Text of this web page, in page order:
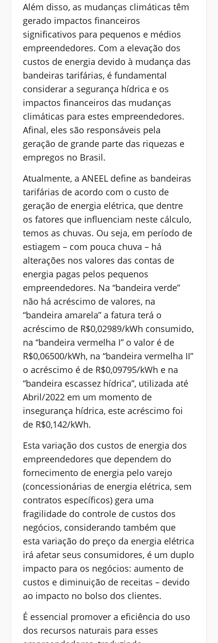
Além disso, as mudanças climáticas têm
gerado impactos financeiros
significativos para pequenos e médios
empreendedores. Com a elevação dos
custos de energia devido à mudança das
bandeiras tarifárias, é fundamental
considerar a segurança hídrica e os
impactos financeiros das mudanças
climáticas para estes empreendedores.
Afinal, eles são responsáveis pela
geração de grande parte das riquezas e
empregos no Brasil.
Atualmente, a ANEEL define as bandeiras
tarifárias de acordo com o custo de
geração de energia elétrica, que dentre
os fatores que influenciam neste cálculo,
temos as chuvas. Ou seja, em período de
estiagem – com pouca chuva – há
alterações nos valores das contas de
energia pagas pelos pequenos
empreendedores. Na “bandeira verde”
não há acréscimo de valores, na
“bandeira amarela” a fatura terá o
acréscimo de R$0,02989/kWh consumido,
na “bandeira vermelha I” o valor é de
R$0,06500/kWh, na “bandeira vermelha II”
o acréscimo é de R$0,09795/kWh e na
“bandeira escassez hídrica”, utilizada até
Abril/2022 em um momento de
insegurança hídrica, este acréscimo foi
de R$0,142/kWh.
Esta variação dos custos de energia dos
empreendedores que dependem do
fornecimento de energia pelo varejo
(concessionárias de energia elétrica, sem
contratos específicos) gera uma
fragilidade do controle de custos dos
negócios, considerando também que
esta variação do preço da energia elétrica
irá afetar seus consumidores, é um duplo
impacto para os negócios: aumento de
custos e diminuição de receitas – devido
ao impacto no bolso dos clientes.
É essencial promover a eficiência do uso
dos recursos naturais para esses